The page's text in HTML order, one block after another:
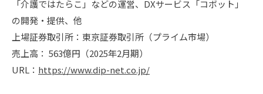
「介護ではたらこ」などの運営、DXサービス「コボット」
の開発・提供、他
上場証券取引所：東京証券取引所（プライム市場）
売上高： 563億円（2025年2月期）
URL： https://www.dip-net.co.jp/